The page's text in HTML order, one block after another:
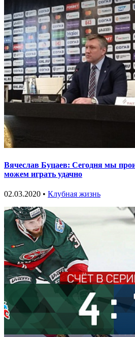
Вячеслав Буцаев: Сегодня мы
можем играть удачно
02.03.2020 • Клубная жизнь